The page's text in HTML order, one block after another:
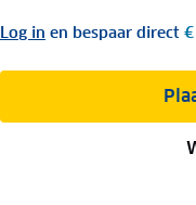
Log in en bespaar direct